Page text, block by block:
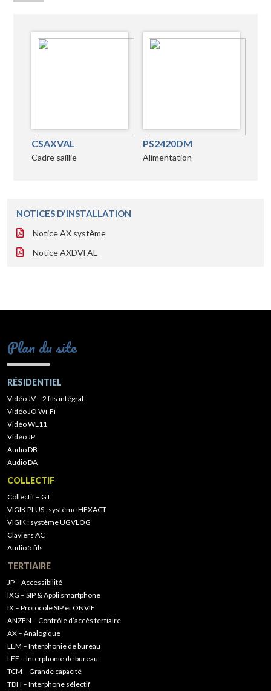
CSAXVAL
Cadre saillie
PS2420DM
Alimentation
NOTICES D'INSTALLATION
Notice AX système
Notice AXDVFAL
Plan du site
RÉSIDENTIEL
Vidéo JV – 2 fils intégral
Vidéo JO Wi-Fi
Vidéo WL11
Vidéo JP
Audio DB
Audio DA
COLLECTIF
Collectif – GT
VIGIK PLUS : système HEXACT
VIGIK : système UGVLOG
Claviers AC
Audio 5 fils
TERTIAIRE
JP – Accessibilité
IXG – SIP & Appli smartphone
IX – Protocole SIP et ONVIF
ANZEN – Contrôle d’accès tertiaire
AX – Analogique
LEM – Interphonie de bureau
LEF – Interphonie de bureau
TCM – Grande capacité
TDH – Interphone sélectif